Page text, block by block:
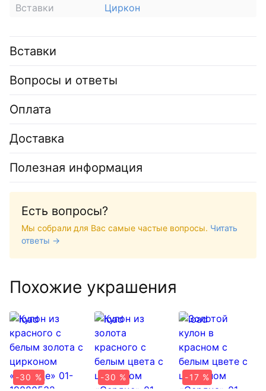
Вставки
Циркон
Вставки
Вопросы и ответы
Оплата
Доставка
Полезная информация
Есть вопросы?
Мы собрали для Вас самые частые вопросы. Читать
ответы →
Похожие украшения
-30 %
-30 %
-17 %